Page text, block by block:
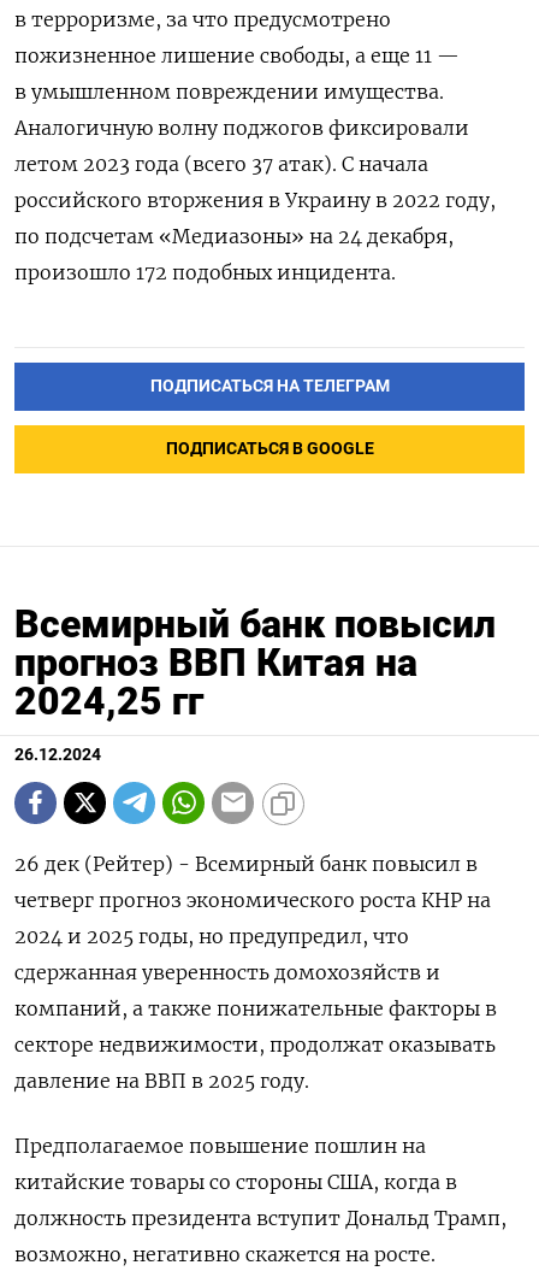
в терроризме, за что предусмотрено
пожизненное лишение свободы, а еще 11 —
в умышленном повреждении имущества.
Аналогичную волну поджогов фиксировали
летом 2023 года (всего 37 атак). С начала
российского вторжения в Украину в 2022 году,
по подсчетам «Медиазоны» на 24 декабря,
произошло 172 подобных инцидента.
ПОДПИСАТЬСЯ НА ТЕЛЕГРАМ
ПОДПИСАТЬСЯ В GOOGLE
Всемирный банк повысил
прогноз ВВП Китая на
2024,25 гг
26.12.2024
26 дек (Рейтер) - Всемирный банк повысил в
четверг прогноз экономического роста КНР на
2024 и 2025 годы, но предупредил, что
сдержанная уверенность домохозяйств и
компаний, а также понижательные факторы в
секторе недвижимости, продолжат оказывать
давление на ВВП в 2025 году.
Предполагаемое повышение пошлин на
китайские товары со стороны США, когда в
должность президента вступит Дональд Трамп,
возможно, негативно скажется на росте.